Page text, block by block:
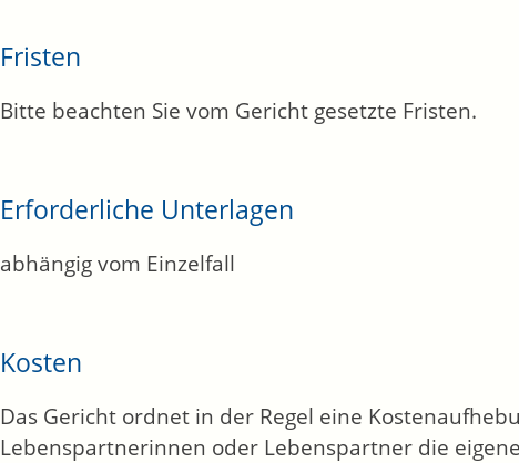
Fristen
Bitte beachten Sie vom Gericht gesetzte Fristen.
Erforderliche Unterlagen
abhängig vom Einzelfall
Kosten
Das Gericht ordnet in der Regel eine
Lebenspartnerinnen oder Lebenspartner die